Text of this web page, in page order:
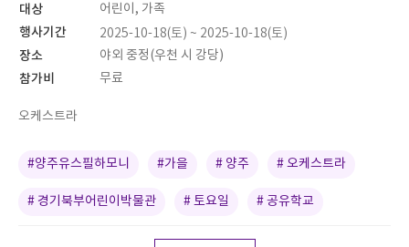
대상 어린이, 가족
행사기간 2025-10-18(토) ~ 2025-10-18(토)
장소 야외 중정(우천 시 강당)
참가비 무료
오케스트라
#양주유스필하모니 #가을 # 양주 # 오케스트라
# 경기북부어린이박물관 # 토요일 # 공유학교